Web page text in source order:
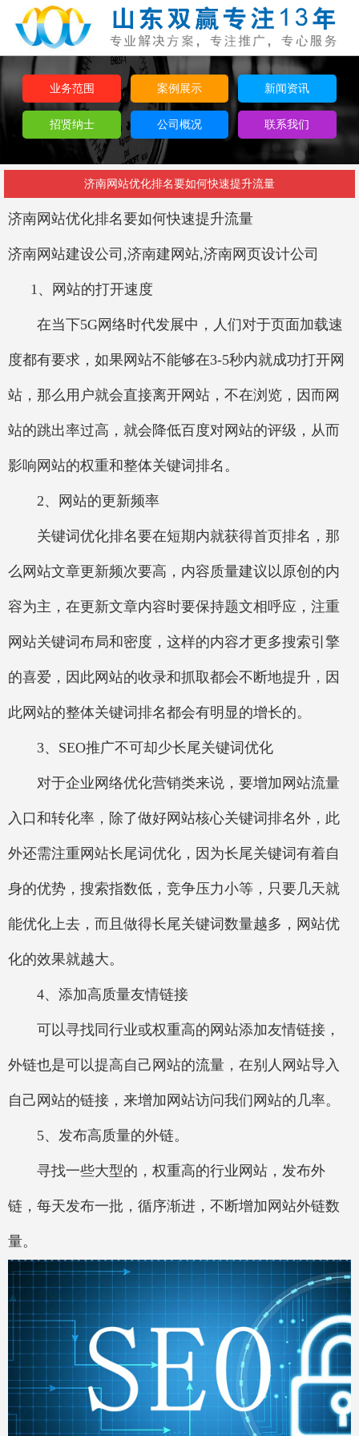
业务范围 案例展示 新闻资讯
招贤纳士 公司概况 联系我们
济南网站优化排名要如何快速提升流量
济南网站优化排名要如何快速提升流量
济南网站建设公司,济南建网站,济南网页设计公司
1、网站的打开速度
在当下5G网络时代发展中，人们对于页面加载速
度都有要求，如果网站不能够在3-5秒内就成功打开网
站，那么用户就会直接离开网站，不在浏览，因而网
站的跳出率过高，就会降低百度对网站的评级，从而
影响网站的权重和整体关键词排名。
2、网站的更新频率
关键词优化排名要在短期内就获得首页排名，那
么网站文章更新频次要高，内容质量建议以原创的内
容为主，在更新文章内容时要保持题文相呼应，注重
网站关键词布局和密度，这样的内容才更多搜索引擎
的喜爱，因此网站的收录和抓取都会不断地提升，因
此网站的整体关键词排名都会有明显的增长的。
3、SEO推广不可却少长尾关键词优化
对于企业网络优化营销类来说，要增加网站流量
入口和转化率，除了做好网站核心关键词排名外，此
外还需注重网站长尾词优化，因为长尾关键词有着自
身的优势，搜索指数低，竞争压力小等，只要几天就
能优化上去，而且做得长尾关键词数量越多，网站优
化的效果就越大。
4、添加高质量友情链接
可以寻找同行业或权重高的网站添加友情链接，
外链也是可以提高自己网站的流量，在别人网站导入
自己网站的链接，来增加网站访问我们网站的几率。
5、发布高质量的外链。
寻找一些大型的，权重高的行业网站，发布外
链，每天发布一批，循序渐进，不断增加网站外链数
量。